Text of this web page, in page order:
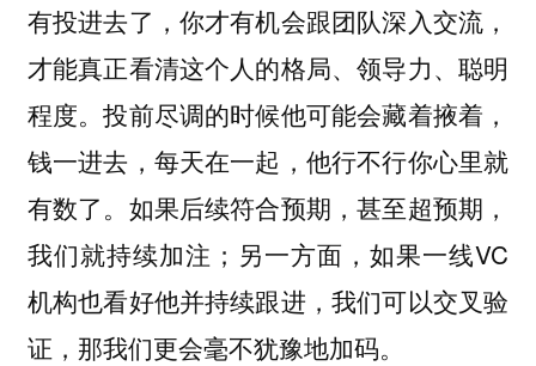
有投进去了，你才有机会跟团队深入交流，
才能真正看清这个人的格局、领导力、聪明
程度。投前尽调的时候他可能会藏着掖着，
钱一进去，每天在一起，他行不行你心里就
有数了。如果后续符合预期，甚至超预期，
我们就持续加注；另一方面，如果一线VC
机构也看好他并持续跟进，我们可以交叉验
证，那我们更会毫不犹豫地加码。